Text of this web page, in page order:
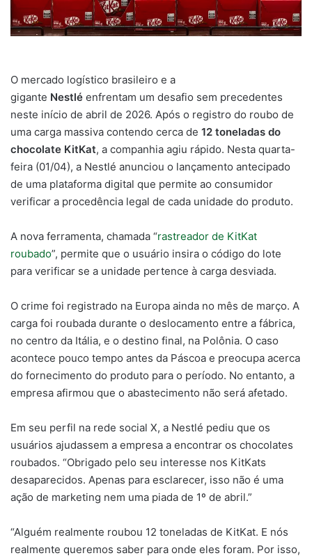
O mercado logístico brasileiro e a
gigante Nestlé enfrentam um desafio sem precedentes
neste início de abril de 2026. Após o registro do roubo de
uma carga massiva contendo cerca de 12 toneladas do
chocolate KitKat, a companhia agiu rápido. Nesta quarta-
feira (01/04), a Nestlé anunciou o lançamento antecipado
de uma plataforma digital que permite ao consumidor
verificar a procedência legal de cada unidade do produto.
A nova ferramenta, chamada “rastreador de KitKat
roubado”, permite que o usuário insira o código do lote
para verificar se a unidade pertence à carga desviada.
O crime foi registrado na Europa ainda no mês de março. A
carga foi roubada durante o deslocamento entre a fábrica,
no centro da Itália, e o destino final, na Polônia. O caso
acontece pouco tempo antes da Páscoa e preocupa acerca
do fornecimento do produto para o período. No entanto, a
empresa afirmou que o abastecimento não será afetado.
Em seu perfil na rede social X, a Nestlé pediu que os
usuários ajudassem a empresa a encontrar os chocolates
roubados. “Obrigado pelo seu interesse nos KitKats
desaparecidos. Apenas para esclarecer, isso não é uma
ação de marketing nem uma piada de 1º de abril.”
“Alguém realmente roubou 12 toneladas de KitKat. E nós
realmente queremos saber para onde eles foram. Por isso,